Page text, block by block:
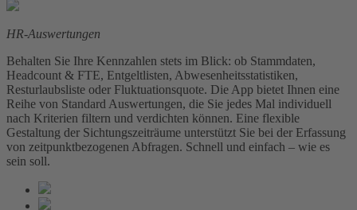
HR-Auswertungen
Behalten Sie Ihre Kennzahlen stets im Blick: ob Stammdaten,
Headcount & FTE, Entgeltlisten, Abwesenheitsstatistiken,
Resturlaubsliste oder Fluktuationsquote. Die App bietet Ihnen eine
Reihe von Standard Auswertungen, die Sie jedes Mal individuell
nach Kriterien filtern und verdichten können. Eine flexible
Gestaltung der Sichtungszeiträume unterstützt Sie bei der Erfassung
von zeitpunktbezogenen Abfragen. Schnell und einfach – wie es
sein soll.